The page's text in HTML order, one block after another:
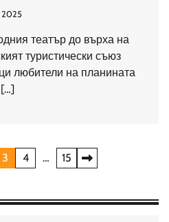
2025
театър до върха на
туристически съюз
любители на планината
[…]
3 4 … 15